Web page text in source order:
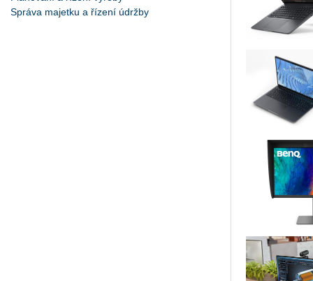
Správa majetku a řízení údržby